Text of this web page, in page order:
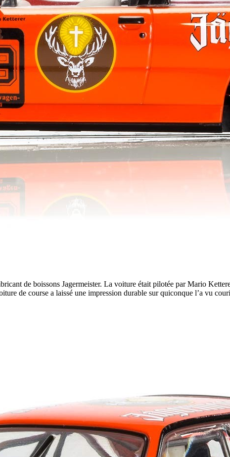
de boissons Jagermeister. La voiture était pilotée par Mario
de course a laissé une impression durable sur quiconque l’a vu